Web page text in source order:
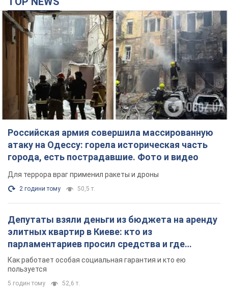
атаку на Одессу: горела историческая часть
города, есть пострадавшие. Фото и видео
Для террора враг применил ракеты и дроны
2 години тому 50,5 т.
Депутаты взяли деньги из бюджета на аренду
элитных квартир в Киеве: кто из
парламентариев просил средства и где
поселился
Как работает особая социальная гарантия и кто ею
пользуется
Российская армия обстреляла два соседних
многоэтажных дома в Харькове: двое
годину тому 4,0 т.